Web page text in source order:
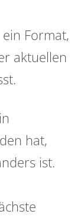
Format,
aktuellen
hat,
ist.